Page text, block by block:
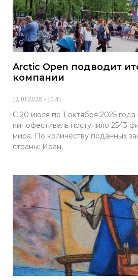
Arctic Open подводит
компании
12.10.2025 10:41
С 20 июля по 1 октября 2025 года
кинофестиваль поступило 2543
мира. По количеству поданных
страны: Иран,